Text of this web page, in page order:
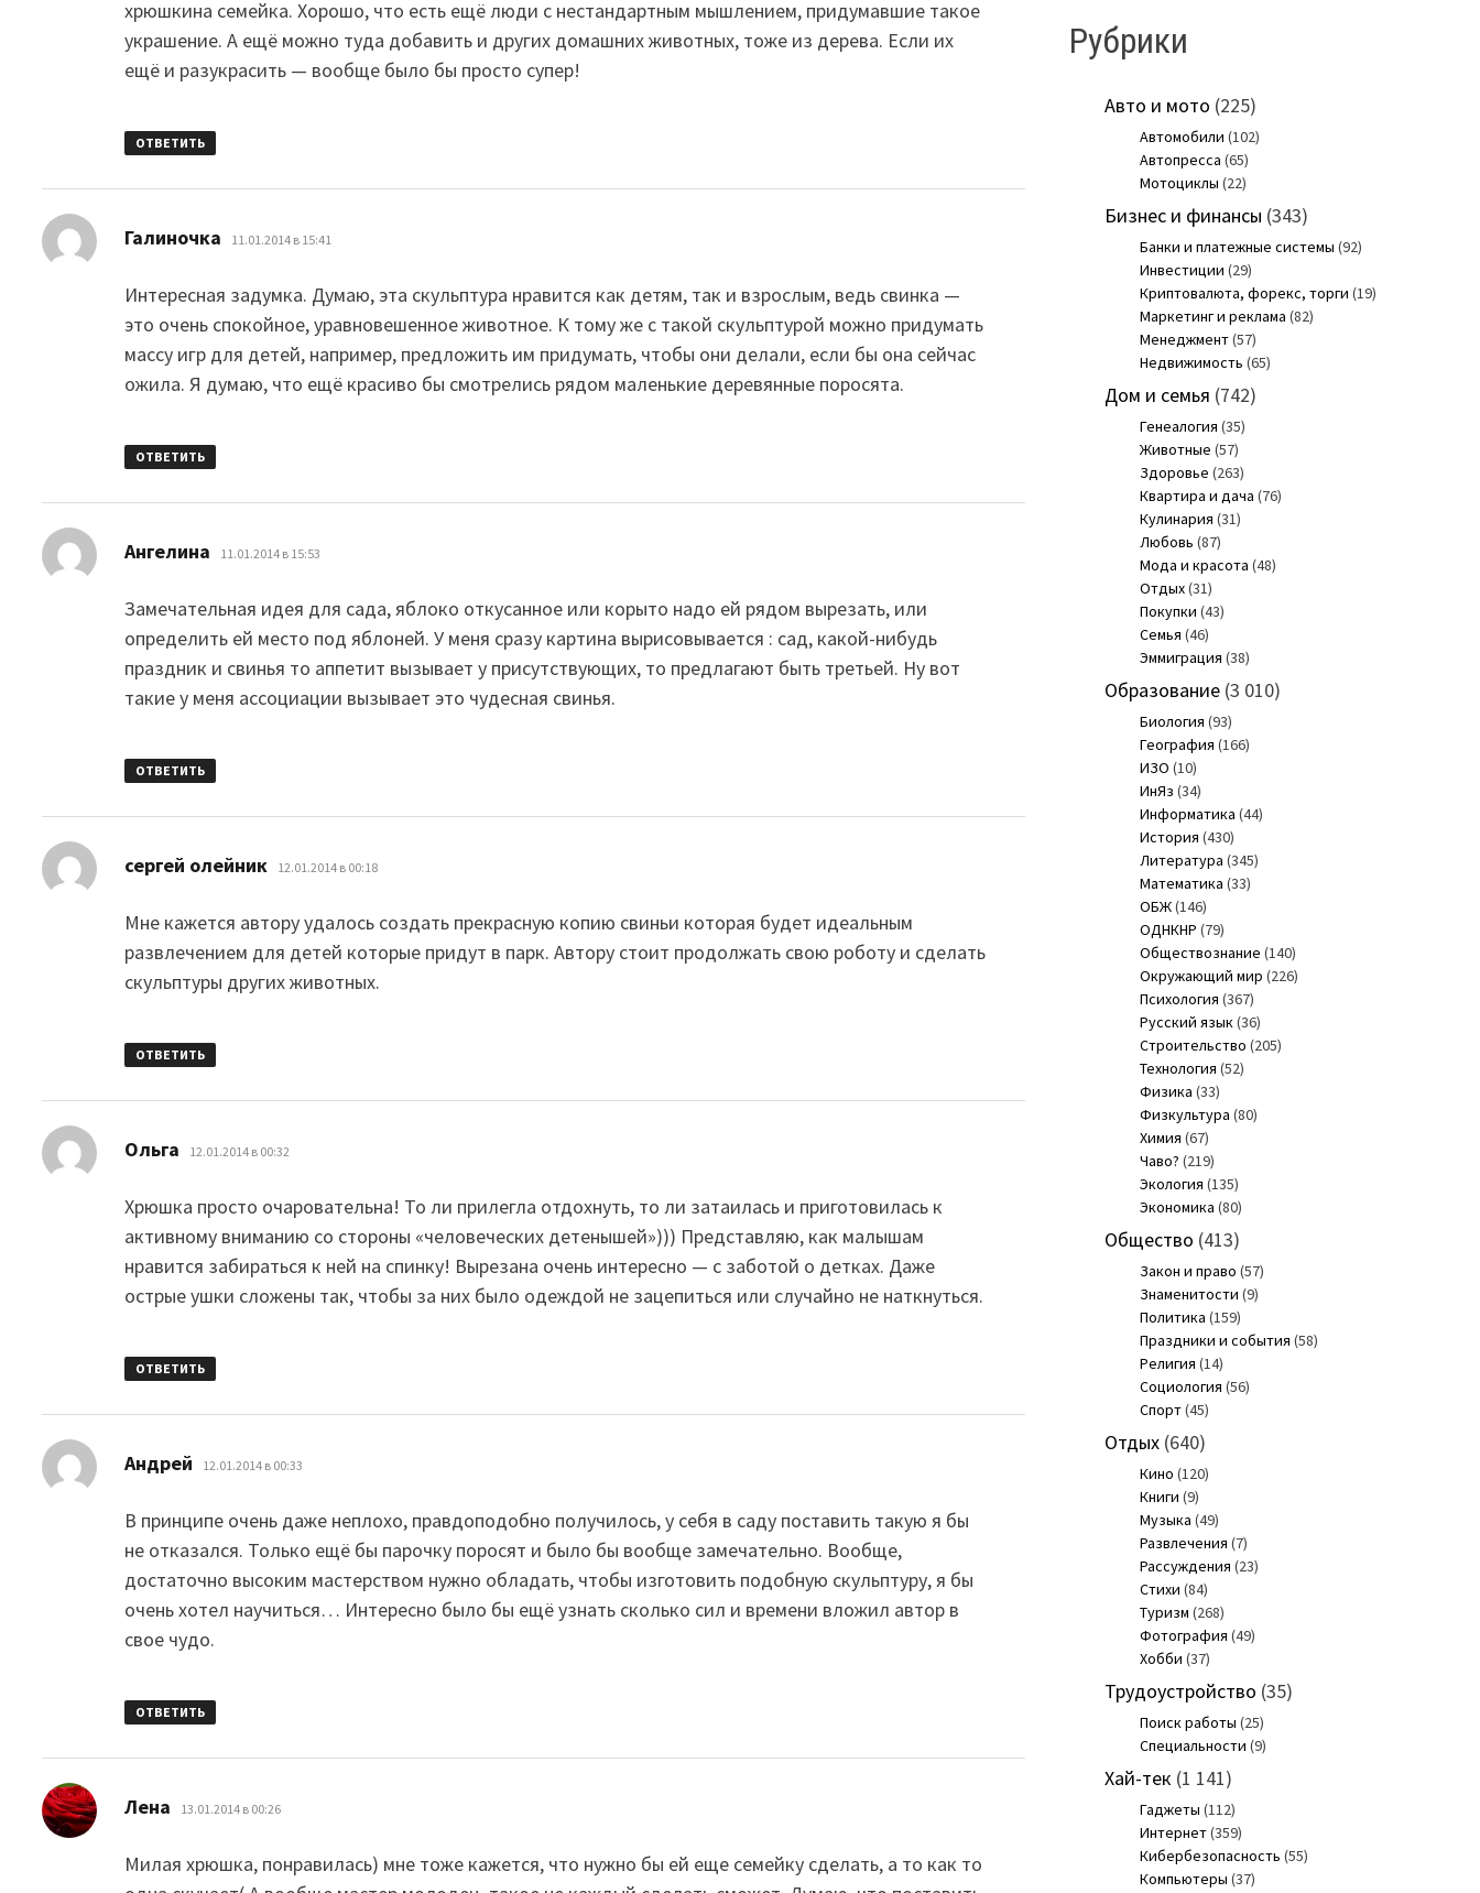
хрюшкина семейка. Хорошо, что есть ещё люди с нестандартным мышлением, придумавшие такое
украшение. А ещё можно туда добавить и других домашних животных, тоже из дерева. Если их
ещё и разукрасить — вообще было бы просто супер!
ОТВЕТИТЬ
Галиночка 11.01.2014 в 15:41
Интересная задумка. Думаю, эта скульптура нравится как детям, так и взрослым, ведь свинка —
это очень спокойное, уравновешенное животное. К тому же с такой скульптурой можно придумать
массу игр для детей, например, предложить им придумать, чтобы они делали, если бы она сейчас
ожила. Я думаю, что ещё красиво бы смотрелись рядом маленькие деревянные поросята.
ОТВЕТИТЬ
Ангелина 11.01.2014 в 15:53
Замечательная идея для сада, яблоко откусанное или корыто надо ей рядом вырезать, или
определить ей место под яблоней. У меня сразу картина вырисовывается : сад, какой-нибудь
праздник и свинья то аппетит вызывает у присутствующих, то предлагают быть третьей. Ну вот
такие у меня ассоциации вызывает это чудесная свинья.
ОТВЕТИТЬ
сергей олейник 12.01.2014 в 00:18
Мне кажется автору удалось создать прекрасную копию свиньи которая будет идеальным
развлечением для детей которые придут в парк. Автору стоит продолжать свою роботу и сделать
скульптуры других животных.
ОТВЕТИТЬ
Ольга 12.01.2014 в 00:32
Хрюшка просто очаровательна! То ли прилегла отдохнуть, то ли затаилась и приготовилась к
активному вниманию со стороны «человеческих детенышей»))) Представляю, как малышам
нравится забираться к ней на спинку! Вырезана очень интересно — с заботой о детках. Даже
острые ушки сложены так, чтобы за них было одеждой не зацепиться или случайно не наткнуться.
ОТВЕТИТЬ
Андрей 12.01.2014 в 00:33
В принципе очень даже неплохо, правдоподобно получилось, у себя в саду поставить такую я бы
не отказался. Только ещё бы парочку поросят и было бы вообще замечательно. Вообще,
достаточно высоким мастерством нужно обладать, чтобы изготовить подобную скульптуру, я бы
очень хотел научиться… Интересно было бы ещё узнать сколько сил и времени вложил автор в
свое чудо.
ОТВЕТИТЬ
Лена 13.01.2014 в 00:26
Милая хрюшка, понравилась) мне тоже кажется, что нужно бы ей еще семейку сделать, а то как то
Рубрики
Авто и мото (225)
Автомобили (102)
Автопресса (65)
Мотоциклы (22)
Бизнес и финансы (343)
Банки и платежные системы (92)
Инвестиции (29)
Криптовалюта, форекс, торги (19)
Маркетинг и реклама (82)
Менеджмент(57)
Недвижимость (65)
Дом и семья (742)
Генеалогия (35)
Животные (57)
Здоровье (263)
Квартира и дача (76)
Кулинария (31)
Любовь (87)
Мода и красота (48)
Отдых(31)
Покупки (43)
Семья (46)
Эммиграция (38)
Образование(3 010)
Биология (93)
География (166)
ИЗО (10)
ИнЯз (34)
Информатика (44)
История (430)
Литература (345)
Математика (33)
ОБЖ(146)
ОДНКНР (79)
Обществознание (140)
Окружающий мир (226)
Психология (367)
Русский язык(36)
Строительство (205)
Технология (52)
Физика (33)
Физкультура (80)
Химия (67)
Чаво? (219)
Экология (135)
Экономика (80)
Общество (413)
Закон и право (57)
Знаменитости (9)
Политика (159)
Праздники и события (58)
Религия (14)
Социология (56)
Спорт(45)
Отдых(640)
Кино (120)
Книги (9)
Музыка (49)
Развлечения (7)
Рассуждения (23)
Стихи (84)
Туризм (268)
Фотография (49)
Хобби (37)
Трудоустройство (35)
Поиск работы (25)
Специальности (9)
Хай-тек (1 141)
Гаджеты (112)
Интернет(359)
Кибербезопасность (55)
Компьютеры (37)